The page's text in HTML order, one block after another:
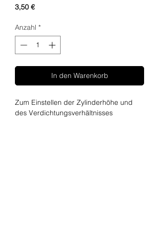
3,50 €Preis
Anzahl *
In den Warenkorb
Zum Einstellen der Zylinderhöhe und
des Verdichtungsverhältnisses